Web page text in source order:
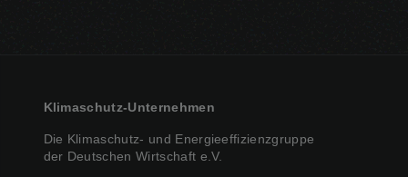
Klimaschutz-Unternehmen
Die Klimaschutz- und Energieeffizienzgruppe
der Deutschen Wirtschaft e.V.